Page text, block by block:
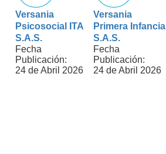
Versania
Psicosocial ITA
S.A.S.
Fecha
Publicación:
24 de Abril 2026
Versania
Primera Infancia
S.A.S.
Fecha
Publicación:
24 de Abril 2026